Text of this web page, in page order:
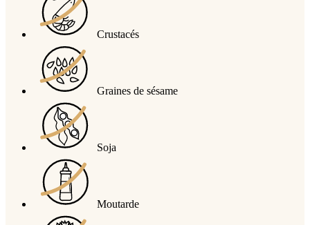
Crustacés
Graines de sésame
Soja
Moutarde